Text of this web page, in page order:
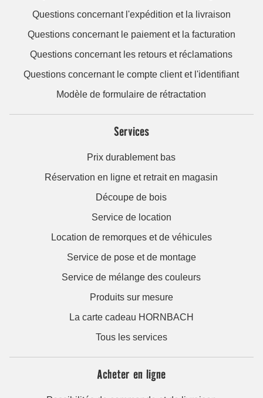
Questions concernant l'expédition et la livraison
Questions concernant le paiement et la facturation
Questions concernant les retours et réclamations
Questions concernant le compte client et l'identifiant
Modèle de formulaire de rétractation
Services
Prix durablement bas
Réservation en ligne et retrait en magasin
Découpe de bois
Service de location
Location de remorques et de véhicules
Service de pose et de montage
Service de mélange des couleurs
Produits sur mesure
La carte cadeau HORNBACH
Tous les services
Acheter en ligne